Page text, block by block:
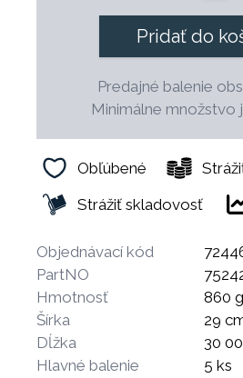
Pridať do
Predajné balenie
Minimálne množstvo
Obľúbené
Strážiť skladovosť
Objednávací kód
PartNO
Hmotnosť
860 g
Šírka
29
Dĺžka
30
Hlavné balenie
5 ks